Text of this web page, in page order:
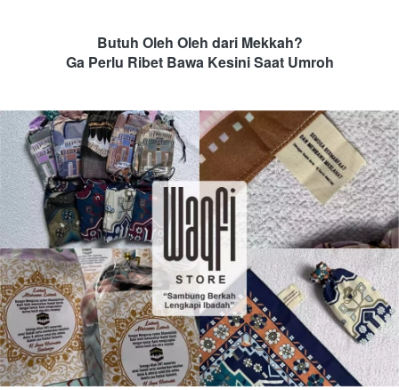
Butuh Oleh Oleh dari Mekkah?
Ga Perlu Ribet Bawa Kesini Saat Umroh